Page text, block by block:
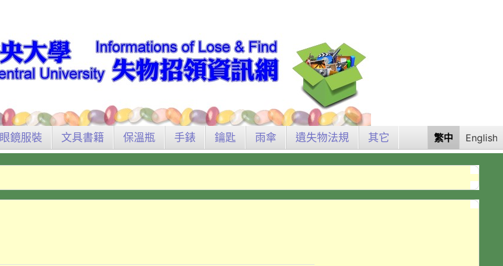
眼鏡服裝 文具書籍 保溫瓶 手錶 鑰匙 雨傘 遺失物法規 其它 繁中 English